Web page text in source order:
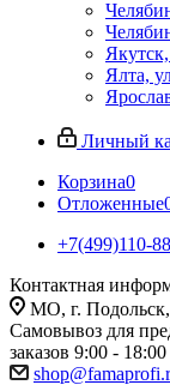
Ялта,
Личный
Корзина0
Отложенные
+7(499)110-
Контактная
МО, г.
Самовывоз для
заказов 9:00 - 18:00